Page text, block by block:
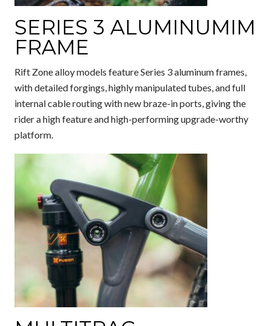
SERIES 3 ALUMINUMIM
FRAME
Rift Zone alloy models feature Series 3 aluminum frames,
with detailed forgings, highly manipulated tubes, and full
internal cable routing with new braze-in ports, giving the
rider a high feature and high-performing upgrade-worthy
platform.